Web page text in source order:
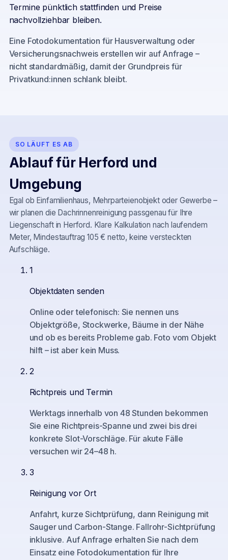
Termine pünktlich stattfinden und Preise
nachvollziehbar bleiben.
Eine Fotodokumentation für Hausverwaltung oder
Versicherungsnachweis erstellen wir auf Anfrage –
nicht standardmäßig, damit der Grundpreis für
Privatkund:innen schlank bleibt.
SO LÄUFT ES AB
Ablauf für Herford und
Umgebung
Egal ob Einfamilienhaus, Mehrparteienobjekt oder Gewerbe –
wir planen die Dachrinnenreinigung passgenau für Ihre
Liegenschaft in Herford. Klare Kalkulation nach laufendem
Meter, Mindestauftrag 105 € netto, keine versteckten
Aufschläge.
1
Objektdaten senden
Online oder telefonisch: Sie nennen uns
Objektgröße, Stockwerke, Bäume in der Nähe
und ob es bereits Probleme gab. Foto vom Objekt
hilft – ist aber kein Muss.
2
Richtpreis und Termin
Werktags innerhalb von 48 Stunden bekommen
Sie eine Richtpreis-Spanne und zwei bis drei
konkrete Slot-Vorschläge. Für akute Fälle
versuchen wir 24–48 h.
3
Reinigung vor Ort
Anfahrt, kurze Sichtprüfung, dann Reinigung mit
Sauger und Carbon-Stange. Fallrohr-Sichtprüfung
inklusive. Auf Anfrage erhalten Sie nach dem
Einsatz eine Fotodokumentation für Ihre